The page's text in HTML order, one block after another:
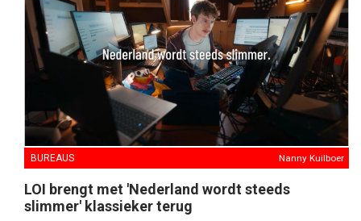
BUREAUS Nanny Kuilboer
LOI brengt met 'Nederland wordt steeds
slimmer' klassieker terug